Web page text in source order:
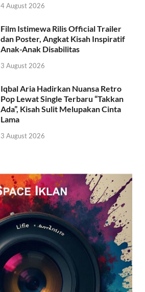
4 August 2026
Film Istimewa Rilis Official Trailer
dan Poster, Angkat Kisah Inspiratif
Anak-Anak Disabilitas
3 August 2026
Iqbal Aria Hadirkan Nuansa Retro
Pop Lewat Single Terbaru “Takkan
Ada”, Kisah Sulit Melupakan Cinta
Lama
3 August 2026